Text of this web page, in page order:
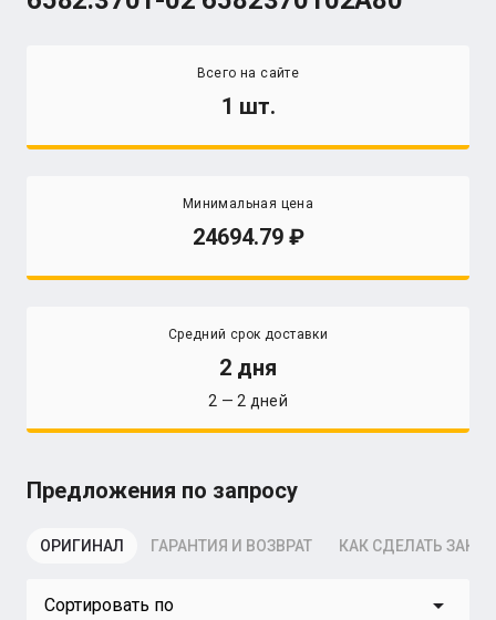
Всего на сайте
1 шт.
Минимальная цена
24694.79
Средний срок доставки
2 дня
2 — 2 дней
Предложения по запросу
ОРИГИНАЛ ГАРАНТИЯ И ВОЗВРАТ КАК СДЕЛАТЬ
Сортировать по arrow_drop_down